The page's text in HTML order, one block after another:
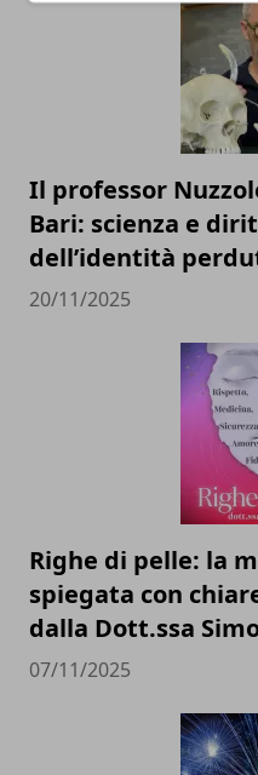
Il professor
Bari: scienza e
dell’identità
20/11/2025
Righe di pelle: la
spiegata con
dalla Dott.ssa
07/11/2025